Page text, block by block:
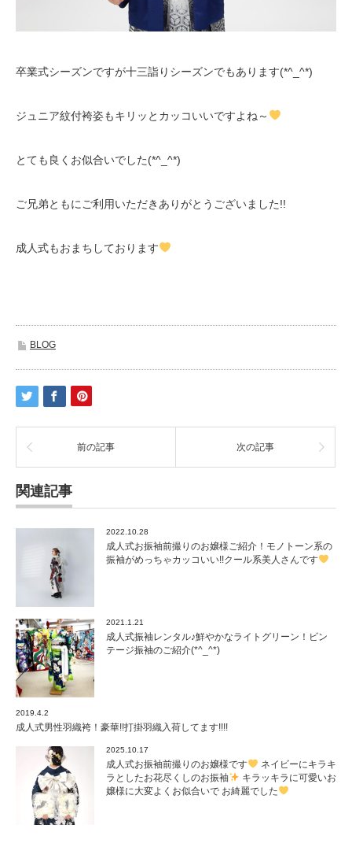
卒業式シーズンですが十三詣りシーズンでもあります(*^_^*)
ジュニア紋付袴姿もキリッとカッコいいですよね～
とても良くお似合いでした(*^_^*)
ご兄弟ともにご利用いただきありがとうございました!!
成人式もおまちしております
BLOG
前の記事 次の記事
関連記事
2022.10.28
成人式お振袖前撮りのお嬢様ご紹介！モノトーン系の
振袖がめっちゃカッコいい!!クール系美人さんです
2021.1.21
成人式振袖レンタル♪鮮やかなライトグリーン！ビン
テージ振袖のご紹介(*^_^*)
2019.4.2
成人式男性羽織袴！豪華!!打掛羽織入荷してます!!!!
2025.10.17
成人式お振袖前撮りのお嬢様です
ネイビーにキラキ
ラとしたお花尽くしのお振袖
キラッキラに可愛いお
嬢様に大変よくお似合いで お綺麗でした